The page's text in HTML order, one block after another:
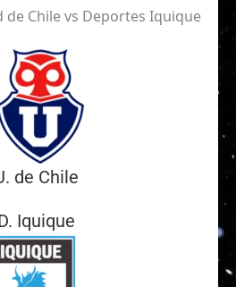
de Chile vs Deportes Iquique
de Chile
Iquique